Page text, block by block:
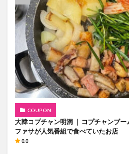
COUPON
大韓コプチャン明洞 ❘ コプチャンブ
ファサが人気番組で食べていたお店
0.0